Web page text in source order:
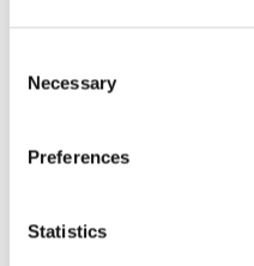
Selection
Necessary
Preferences
Statistics
MÅTT OCH
Visa alla produkter från